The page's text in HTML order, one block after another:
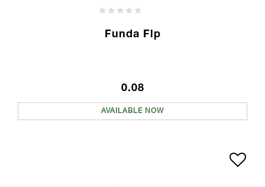
Funda Flp
0.08
AVAILABLE NOW